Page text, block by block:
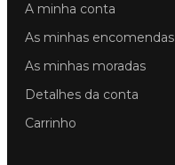
A minha conta
As minhas encomendas
As minhas moradas
Detalhes da conta
Carrinho